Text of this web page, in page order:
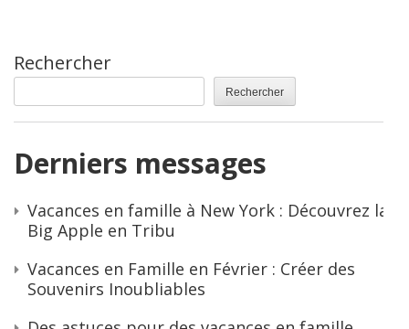
Rechercher
Rechercher
Derniers messages
Vacances en famille à New York : Découvrez la
Big Apple en Tribu
Vacances en Famille en Février : Créer des
Souvenirs Inoubliables